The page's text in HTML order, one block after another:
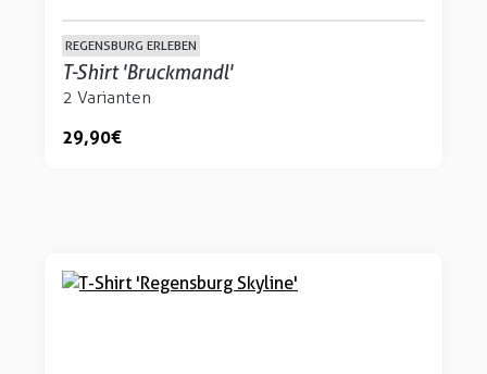
REGENSBURG ERLEBEN
T-Shirt 'Bruckmandl'
2 Varianten
29,90 €